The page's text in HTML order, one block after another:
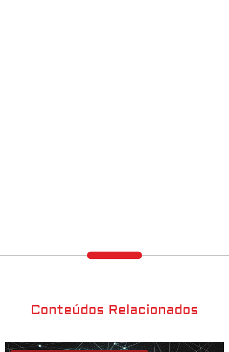
Conteúdos Relacionados